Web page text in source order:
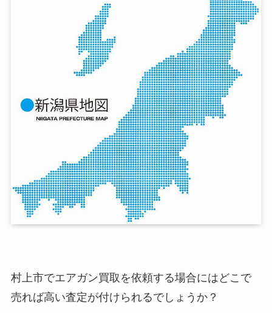
村上市でエアガン買取を依頼する場合にはどこで
売れば高い査定が付けられるでしょうか？